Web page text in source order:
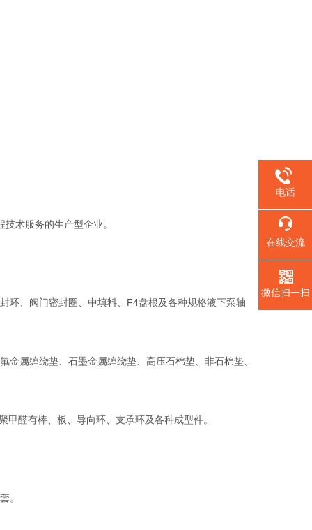
术服务的生产型企业。
、阀门密封圈、中填料、F4盘根及各种规格液下泵轴
属缠绕垫、石墨金属缠绕垫、高压石棉垫、非石棉垫、
醛有棒、板、导向环、支承环及各种成型件。
。
电话
在线交流
微信扫一扫